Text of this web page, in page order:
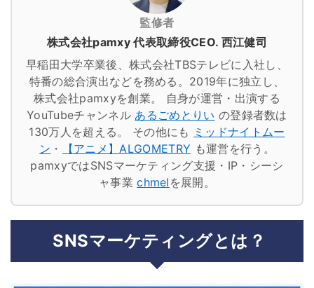
監修者
株式会社pamxy 代表取締役CEO. 西江健司
早稲田大学卒業後、株式会社TBSテレビに入社し、
特番の総合演出などを務める。2019年に独立し、
株式会社pamxyを創業。
自身が運営・出演する
YouTubeチャンネル あるごめとりい の登録者数は
130万人を超える。
その他にも ミッドナイトムー
ン ・ 【アニメ】ALGOMETRY も運営を行う。
pamxyではSNSマーケティング支援・IP・シーシ
ャ事業chmel を展開。
SNSマーケティングとは？